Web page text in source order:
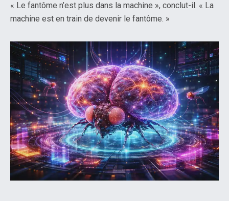
« Le fantôme n’est plus dans la machine », conclut-il. « La
machine est en train de devenir le fantôme. »